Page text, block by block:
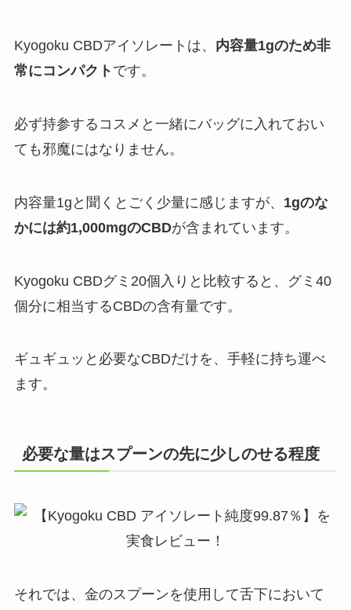
Kyogoku CBDアイソレートは、 内容量1gのため非
常にコンパクト です。
必ず持参するコスメと一緒にバッグに入れておい
ても邪魔にはなりません。
内容量1gと聞くとごく少量に感じますが、 1gのな
かには約1,000mgのCBDが含まれています。
Kyogoku CBDグミ20個入りと比較すると、グミ40
個分に相当するCBDの含有量です。
ギュギュッと必要なCBDだけを、手軽に持ち運べ
ます。
必要な量はスプーンの先に少しのせる程度
それでは、金のスプーンを使用して舌下において